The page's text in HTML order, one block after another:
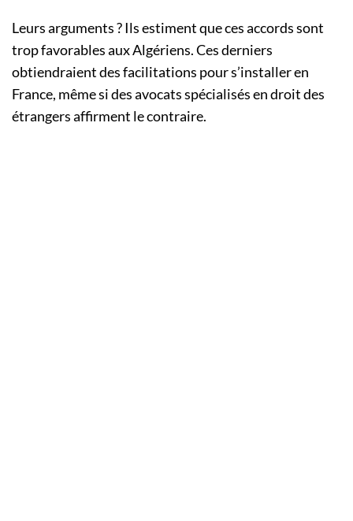
Leurs arguments ? Ils estiment que ces accords sont
trop favorables aux Algériens. Ces derniers
obtiendraient des facilitations pour s’installer en
France, même si des avocats spécialisés en droit des
étrangers affirment le contraire.